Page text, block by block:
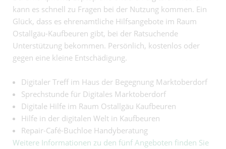
kann es schnell zu Fragen bei der Nutzung kommen. Ein
Glück, dass es ehrenamtliche Hilfsangebote im Raum
Ostallgäu-Kaufbeuren gibt, bei der Ratsuchende
Unterstützung bekommen. Persönlich, kostenlos oder
gegen eine kleine Entschädigung.
Digitaler Treff im Haus der Begegnung Marktoberdorf
Sprechstunde für Digitales Marktoberdorf
Digitale Hilfe im Raum Ostallgäu Kaufbeuren
Hilfe in der digitalen Welt in Kaufbeuren
Repair-Café-Buchloe Handyberatung
Weitere Informationen zu den fünf Angeboten finden Sie